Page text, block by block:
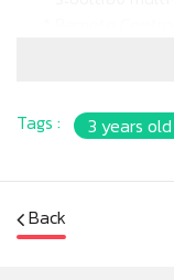
* Battery: [6V]
* Barcode:
* Package size:
x(H)58cm.
* Product weight:
Tags : 3 years
Back